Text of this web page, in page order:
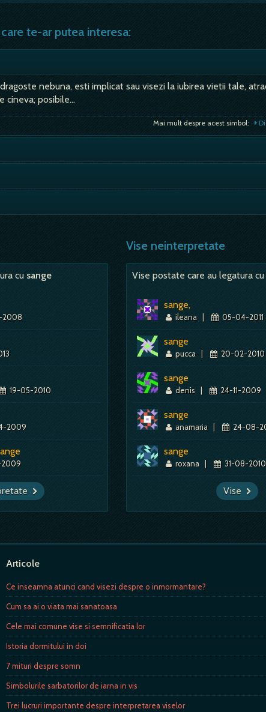
te-ar putea interesa:
nebuna, esti implicat sau visezi la iubirea vietii tale,
cineva; posibile…
Mai mult despre acest simbol:
sacra, ca…
in…
Mai mult despre acest simbol:
cu sange
2008
19-05-2010
2009
2009
Vise neinterpretate
Vise postate care au legatura cu
sange,
ileana | 05-04-2011
sange
pucca | 20-02-2010
sange
denis | 24-11-2009
sange
anamaria | 24-08-
sange
roxana | 31-08-2010
Vise
Articole
Ce inseamna atunci cand visezi despre o inmormantare?
Cum sa ai o viata mai sanatoasa
Cele mai comune vise si semnificatia lor
Istoria dormitului in doi
7 mituri despre somn
Simbolurile sarbatorilor de iarna in vis
Trei lucruri importante despre interpretarea viselor